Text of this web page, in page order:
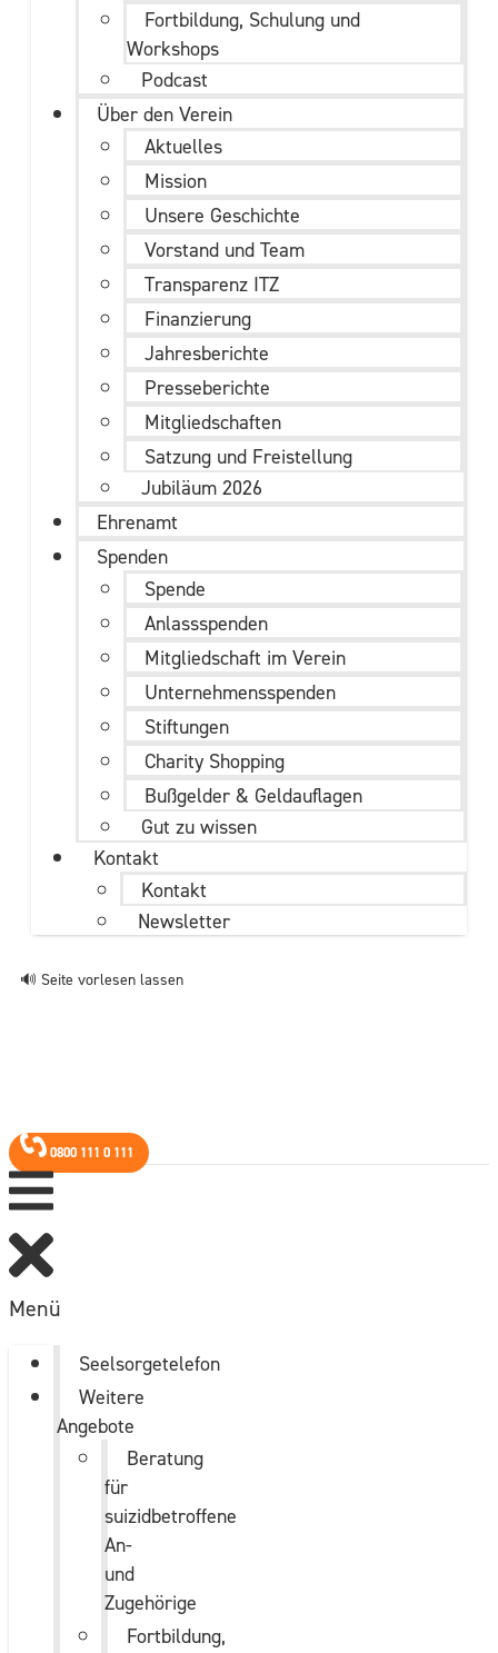
Fortbildung, Schulung und
Workshops
Podcast
Über den Verein
Aktuelles
Mission
Unsere Geschichte
Vorstand und Team
Transparenz ITZ
Finanzierung
Jahresberichte
Presseberichte
Mitgliedschaften
Satzung und Freistellung
Jubiläum 2026
Ehrenamt
Spenden
Spende
Anlassspenden
Mitgliedschaft im Verein
Unternehmens­spenden
Stiftungen
Charity Shopping
Bußgelder & Geldauflagen
Gut zu wissen
Kontakt
Kontakt
Newsletter
🔊 Seite vorlesen lassen
0800 111 0 111
Menü
Seelsorgetelefon
Weitere
Angebote
Beratung
für
suizidbetroffene
An-
und
Zugehörige
Fortbildung,